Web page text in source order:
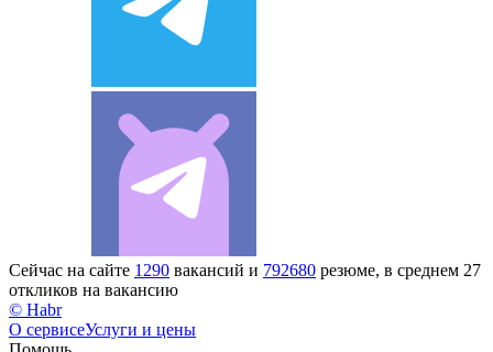
Сейчас на сайте 1290 вакансий и 792680 резюме, в среднем 27
откликов на вакансию
© Habr
О сервисеУслуги и цены